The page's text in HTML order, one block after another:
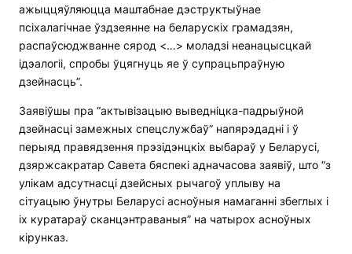
ажыццяўляюцца маштабнае дэструктыўнае
псіхалагічнае ўздзеянне на беларускіх грамадзян,
распаўсюджванне сярод <…> моладзі неанацысцкай
ідэалогіі, спробы ўцягнуць яе ў супрацьпраўную
дзейнасць”.
Заявіўшы пра “актывізацыю выведніцка-падрыўной
дзейнасці замежных спецслужбаў” напярэдадні і ў
перыяд правядзення прэзідэнцкіх выбараў у Беларусі,
дзяржсакратар Савета бяспекі адначасова заявіў, што “з
улікам адсутнасці дзейсных рычагоў уплыву на
сітуацыю ўнутры Беларусі асноўныя намаганні збеглых і
іх куратараў сканцэнтраваныя” на чатырох асноўных
кірунказ.